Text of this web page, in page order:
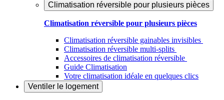
Climatisation réversible pour plusieurs pièces
Climatisation réversible pour plusieurs pièces
Climatisation réversible gainables invisibles
Climatisation réversible multi-splits
Accessoires de climatisation réversible
Guide Climatisation
Votre climatisation idéale en quelques clics
Ventiler le logement